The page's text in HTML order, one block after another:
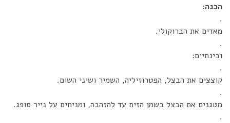
הכנה:
.
מאדים את הברוקולי.
.
ובינתיים:
.
קוצצים את הבצל, הפטרוזיליה, השמיר ושיני השום.
.
מטגנים את הבצל בשמן הזית עד להזהבה, ומניחים על נייר סופג.
.